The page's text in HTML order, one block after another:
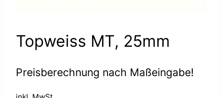
Topweiss MT, 25mm
Preisberechnung nach Maßeingabe!